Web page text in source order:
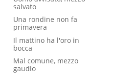
salvato
Una rondine non fa
primavera
Il mattino ha l'oro in
bocca
Mal comune, mezzo
gaudio